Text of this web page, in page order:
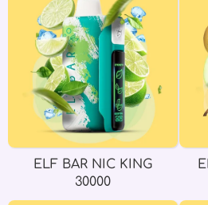
ELF BAR NIC KING
30000